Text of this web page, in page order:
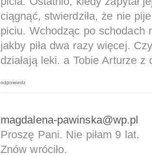
ciągnąć, stwierdziła, że nie
piciu. Wchodząc po schodach
jakby piła dwa razy więcej.
działają leki. a Tobie Arturze z
odpowiedz
magdalena-pawinska@wp.pl
Proszę Pani. Nie piłam 9 lat.
Znów wróciło.